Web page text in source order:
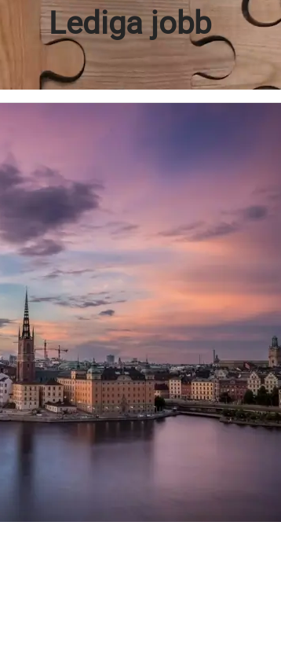
Lediga jobb